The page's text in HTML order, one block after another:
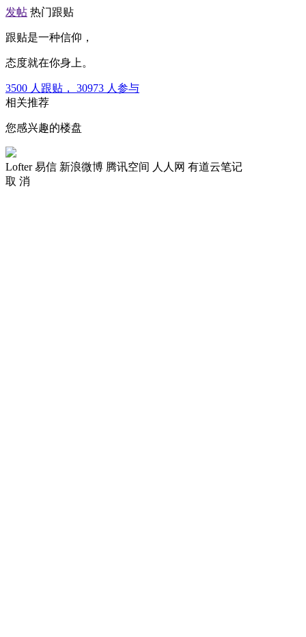
发帖 热门跟贴
跟贴是一种信仰，
态度就在你身上。
3500 人跟贴， 30973 人参与
相关推荐
您感兴趣的楼盘
Lofter 易信 新浪微博 腾讯空间 人人网 有道云笔记
取 消